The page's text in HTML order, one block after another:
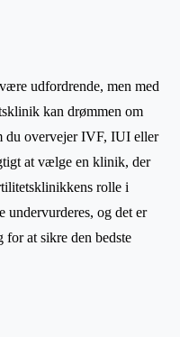
udfordrende, men med
kan drømmen om
du overvejer IVF, IUI eller
at vælge en klinik, der
rolle i
undervurderes, og det er
for at sikre den bedste